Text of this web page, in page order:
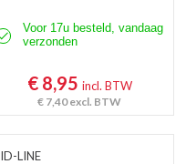
Voor 17u besteld, vandaag
verzonden
€ 8,95 incl. BTW
€ 7,40excl. BTW
ID-LINE